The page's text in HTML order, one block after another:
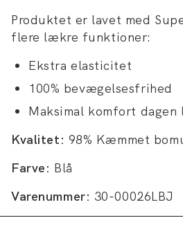
Produktet er lavet med
flere lækre funktioner:
Ekstra elasticitet
100% bevægelsesfrihed
Maksimal komfort dagen
Kvalitet: 98% Kæmmet
Farve: Blå
Varenummer: 30-00026LBJ